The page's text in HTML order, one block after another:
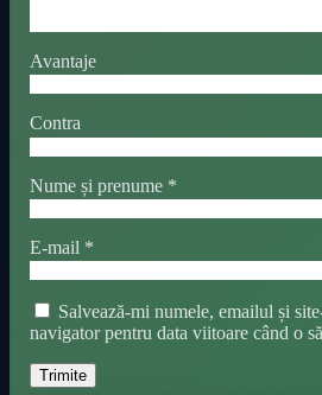
Avantaje
Contra
Nume și prenume *
E-mail *
Salvează-mi numele, emailul și
navigator pentru data viitoare când o